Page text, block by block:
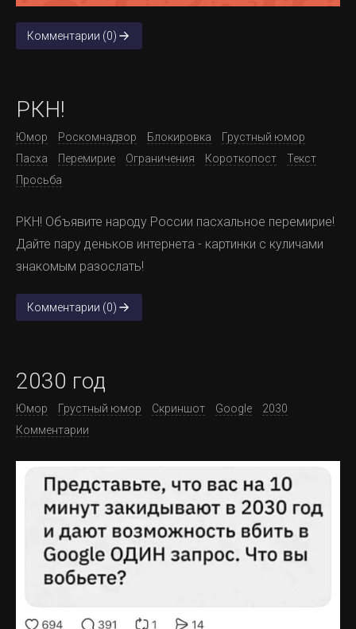
Комментарии (0)
РКН!
Юмор Роскомнадзор Блокировка
Грустный юмор
Пасха
Перемирие Ограничения Короткопост
Текст
Просьба
РКН! Объявите народу России пасхальное перемирие!
Дайте пару деньков интернета - картинки с куличами
знакомым разослать!
Комментарии (0)
2030 год
Юмор Грустный юмор Скриншот Google
2030
Комментарии